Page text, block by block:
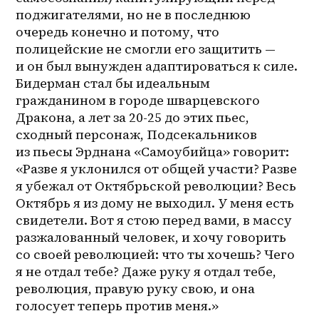
поджигателями, но не в последнюю
очередь конечно и потому, что
полицейские не смогли его защитить —
и он был вынужден адаптироваться к силе.
Бидерман стал бы идеальным
гражданином в городе шварцевского
Дракона, а лет за 20-25 до этих пьес,
сходный персонаж, Подсекальников
из пьесы Эрднана «Самоубийца» говорит:
«Разве я уклонился от общей участи? Разве
я убежал от Октябрьской революции? Весь
Октябрь я из дому не выходил. У меня есть
свидетели. Вот я стою перед вами, в массу
разжалованный человек, и хочу говорить
со своей революцией: что ты хочешь? Чего
я не отдал тебе? Даже руку я отдал тебе,
революция, правую руку свою, и она
голосует теперь против меня.»